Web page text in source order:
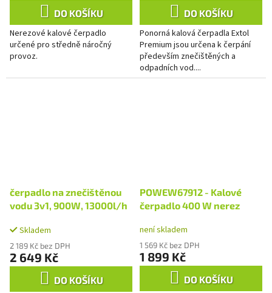
DO KOŠÍKU
Nerezové kalové čerpadlo
určené pro středně náročný
provoz.
DO KOŠÍKU
Ponorná kalová čerpadla Extol
Premium jsou určena k čerpání
především znečištěných a
odpadních vod....
čerpadlo na znečištěnou
vodu 3v1, 900W, 13000l/h
Skladem
2 189 Kč bez DPH
2 649 Kč
DO KOŠÍKU
POWEW67912 - Kalové
čerpadlo 400 W nerez
není skladem
1 569 Kč bez DPH
1 899 Kč
DO KOŠÍKU